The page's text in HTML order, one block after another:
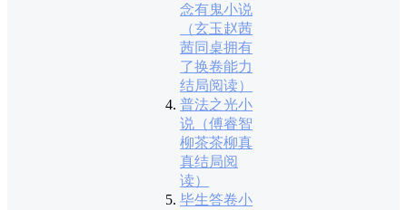
念有鬼小说
（玄玉赵茜
茜同桌拥有
了换卷能力
结局阅读）
普法之光小
说（傅睿智
柳茶茶柳真
真结局阅
读）
毕生答卷小